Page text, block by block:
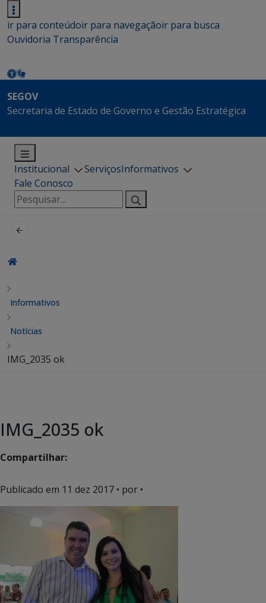
ir para conteúdoir para navegaçãoir para busca
Ouvidoria Transparência
SEGOV
Secretaria de Estado de Governo e Gestão Estratégica
Institucional ServiçosInformativos
Fale Conosco
Pesquisar
por:
Informativos
Notícias
IMG_2035 ok
IMG_2035 ok
Compartilhar:
Publicado em 11 dez 2017 • por •